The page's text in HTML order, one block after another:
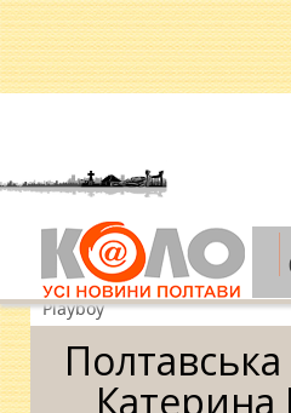
Головна » Фото »
Катерина Пригода
Playboy
Полтавська
Катерина